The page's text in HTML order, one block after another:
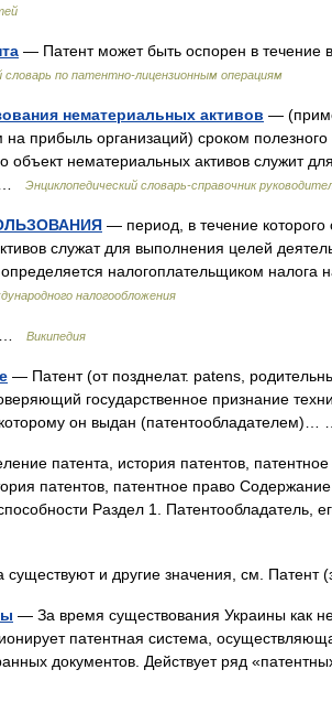
— Патент может быть оспорен в течение
словарь по патентно-лицензионным операциям
нематериальных активов —
прибыль организаций) сроком полезного
объект нематериальных активов служит
…
Энциклопедический словарь-справочник
— период, в течение которого
служат для выполнения целей
определяется налогоплательщиком
налогообложения
Википедия
— Патент (от позднелат. patens,
государственное признание
он выдан
патента, история патентов,
патентов, патентное право
Раздел 1.
существуют и другие значения, см.
— За время существования Украины как
патентная система,
документов. Действует ряд